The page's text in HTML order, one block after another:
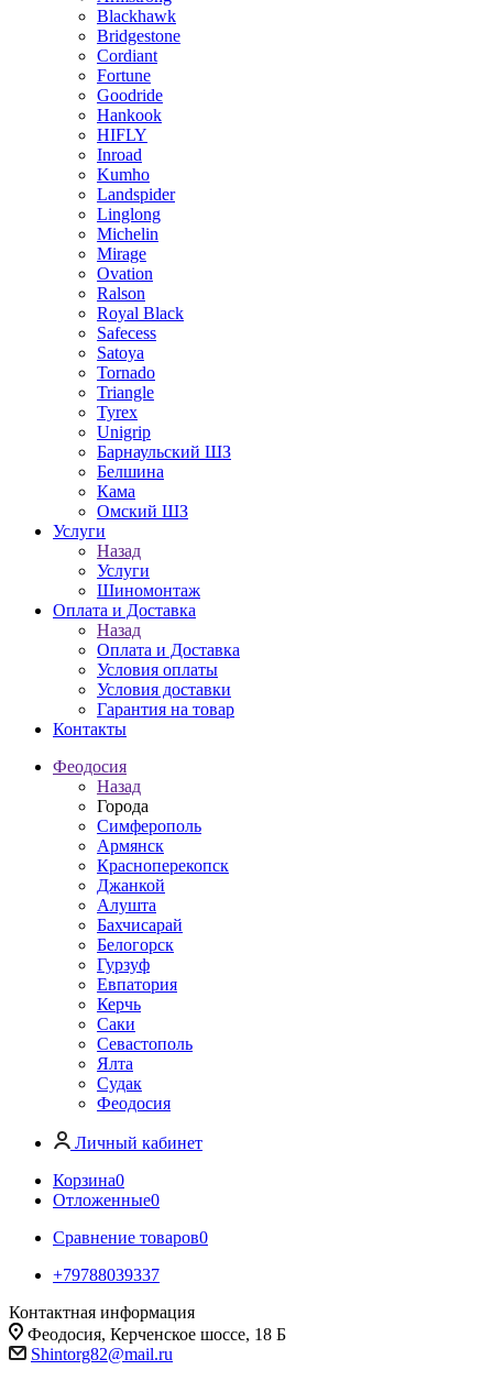
Blackhawk
Bridgestone
Cordiant
Fortune
Goodride
Hankook
HIFLY
Inroad
Kumho
Landspider
Linglong
Michelin
Mirage
Ovation
Ralson
Royal Black
Safecess
Satoya
Tornado
Triangle
Tyrex
Unigrip
Барнаульский ШЗ
Белшина
Кама
Омский ШЗ
Услуги
Назад
Услуги
Шиномонтаж
Оплата и Доставка
Назад
Оплата и Доставка
Условия оплаты
Условия доставки
Гарантия на товар
Контакты
Феодосия
Назад
Города
Симферополь
Армянск
Красноперекопск
Джанкой
Алушта
Бахчисарай
Белогорск
Гурзуф
Евпатория
Керчь
Саки
Севастополь
Ялта
Судак
Феодосия
Личный кабинет
Корзина0
Отложенные0
Сравнение товаров0
+79788039337
Контактная информация
Феодосия, Керченское шоссе, 18 Б
Shintorg82@mail.ru